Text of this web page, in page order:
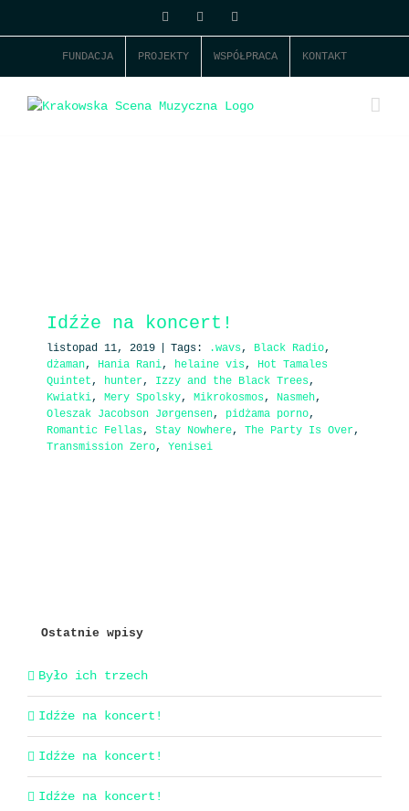
FacebookInstagram
FUNDACJA PROJEKTY WSPÓŁPRACA KONTAKT
Idźże na koncert!
listopad 11, 2019 Tags: .wavs, Black Radio,
dżaman, Hania Rani, helaine vis, Hot Tamales
Quintet, hunter, Izzy and the Black Trees,
Kwiatki, Mery Spolsky, Mikrokosmos, Nasmeh,
Oleszak Jacobson Jørgensen, pidżama porno,
Romantic Fellas, Stay Nowhere, The Party Is Over,
Transmission Zero, Yenisei
Ostatnie wpisy
Było ich trzech
Idźże na koncert!
Idźże na koncert!
Idźże na koncert!